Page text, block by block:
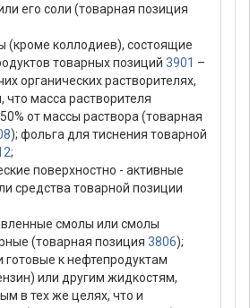
его соли (товарная позиция
(кроме коллодиев), состоящие
товарных позиций 3901 –
органических растворителях,
что масса растворителя
от массы раствора (товарная
); фольга для тиснения товарной
;
поверхностно - активные
средства товарной позиции
смолы или смолы
(товарная позиция 3806);
готовые к нефтепродуктам
или другим жидкостям,
в тех же целях, что и